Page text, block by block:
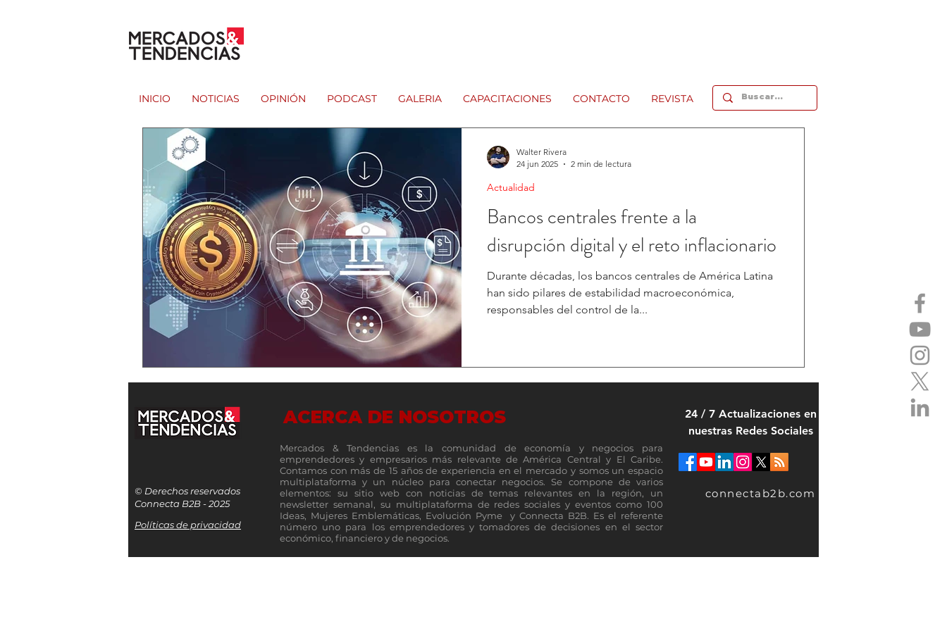
INICIO NOTICIAS OPINIÓN PODCAST GALERIA CAPACITACIONES CONTACTO REVISTA
Bancos centrales frente a la
disrupción digital y el reto inflacionario
Durante décadas, los bancos centrales de América Latina
han sido pilares de estabilidad macroeconómica,
responsables del control de la...
Actualidad
Walter Rivera
24 jun 2025
2 min de lectura
© Derechos reservados
Connecta B2B - 2025
Políticas de privacidad
ACERCA DE NOSOTROS
Mercados & Tendencias es la comunidad de economía y negocios para
emprendedores y empresarios más relevante de América Central y El Caribe.
Contamos con más de 15 años de experiencia en el mercado y somos un espacio
multiplataforma y un núcleo para conectar negocios. Se compone de varios
elementos: su sitio web con noticias de temas relevantes en la región, un
newsletter semanal, su multiplataforma de redes sociales y eventos como 100
Ideas, Mujeres Emblemáticas, Evolución Pyme y Connecta B2B. Es el referente
número uno para los emprendedores y tomadores de decisiones en el sector
económico, financiero y de negocios.
24 / 7 Actualizaciones en
nuestras Redes Sociales
connectab2b.com